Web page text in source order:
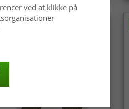
ved at klikke på